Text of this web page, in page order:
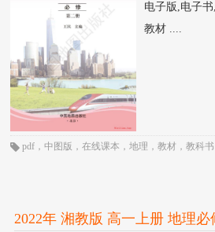
电子版,电子
教材 ....
pdf ，中图版 ，在线课本 ，地理 ，教材 ，教科书
2022年 湘教版 高一上册 地理